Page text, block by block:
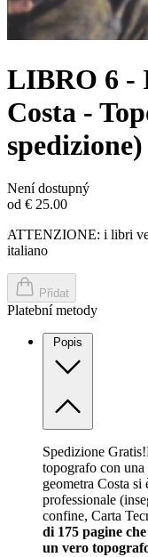
LIBRO 6 -
Costa -
spedizione)
Není dostupný
od € 25.00
ATTENZIONE: i libri
italiano
Přidat
Platební metody
Popis
Spedizione
topografo con
geometra Costa
professionale
confine, Carta
di 175 pagine
un vero